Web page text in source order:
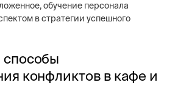
обучение персонала
в стратегии успешного
конфликтов в кафе и